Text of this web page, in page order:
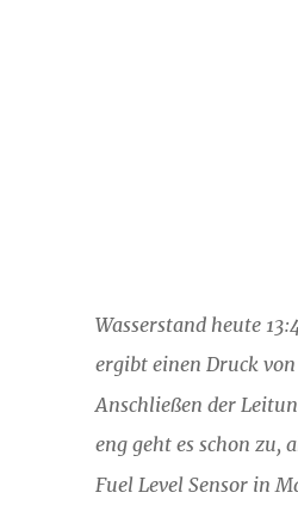
Wasserstand heute
ergibt einen Druck
Anschließen der
eng geht es schon zu,
Fuel Level Sensor in